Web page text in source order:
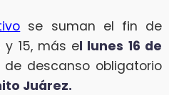
se suman el fin de
y 15, más el lunes 16 de
descanso obligatorio
Juárez.